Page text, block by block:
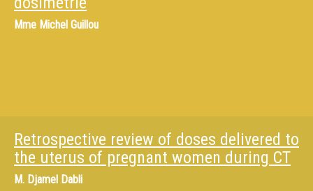
Mme Michel Guillou
Retrospective review of doses delivered to
the uterus of pregnant women during CT
M. Djamel Dabli